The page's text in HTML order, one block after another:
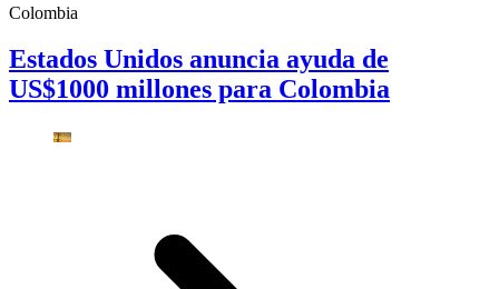
Colombia
Estados Unidos anuncia ayuda de
US$1000 millones para Colombia